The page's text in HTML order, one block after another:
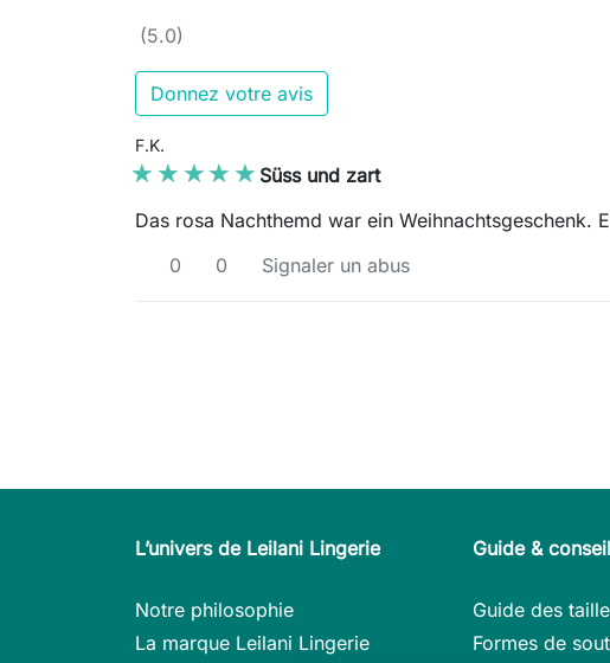
(5.0)
Donnez votre avis
F.K.
★★★★★
★★★★★ Süss und zart
Das rosa Nachthemd war ein
0
0 Signaler un abus
L’univers de Leilani Lingerie
Notre philosophie
La marque Leilani Lingerie
Guide &
Guide des
Formes de